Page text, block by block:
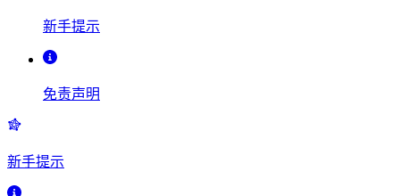
新手提示
免责声明
新手提示